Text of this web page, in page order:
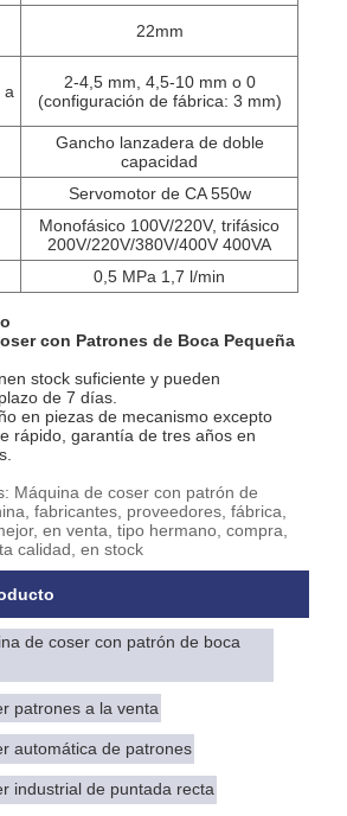
22mm
a
2-4,5 mm, 4,5-10 mm o 0
(configuración de fábrica: 3 mm)
Gancho lanzadera de doble
capacidad
Servomotor de CA 550w
Monofásico 100V/220V, trifásico
200V/220V/380V/400V 400VA
0,5 MPa 1,7 l/min
con Patrones de Boca Pequeña
stock suficiente y pueden
de 7 días.
en piezas de mecanismo excepto
rápido, garantía de tres años en
Máquina de coser con patrón de
fabricantes, proveedores, fábrica,
en venta, tipo hermano, compra,
calidad, en stock
de coser con patrón de boca
patrones a la venta
automática de patrones
industrial de puntada recta